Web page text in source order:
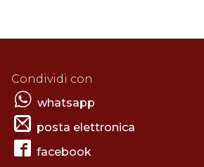
Condividi con
whatsapp
posta elettronica
facebook